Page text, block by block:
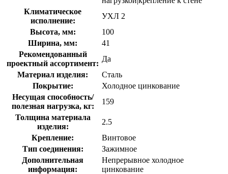
Климатическое
исполнение:
УХЛ 2
Высота, мм:
100
Ширина, мм:
41
Рекомендованный
проектный ассортимент:
Да
Материал изделия:
Сталь
Покрытие:
Холодное цинкование
Несущая способность/
полезная нагрузка, кг:
159
Толщина материала
изделия:
2.5
Крепление:
Винтовое
Тип соединения:
Зажимное
Дополнительная
информация:
Непрерывное холодное
цинкование